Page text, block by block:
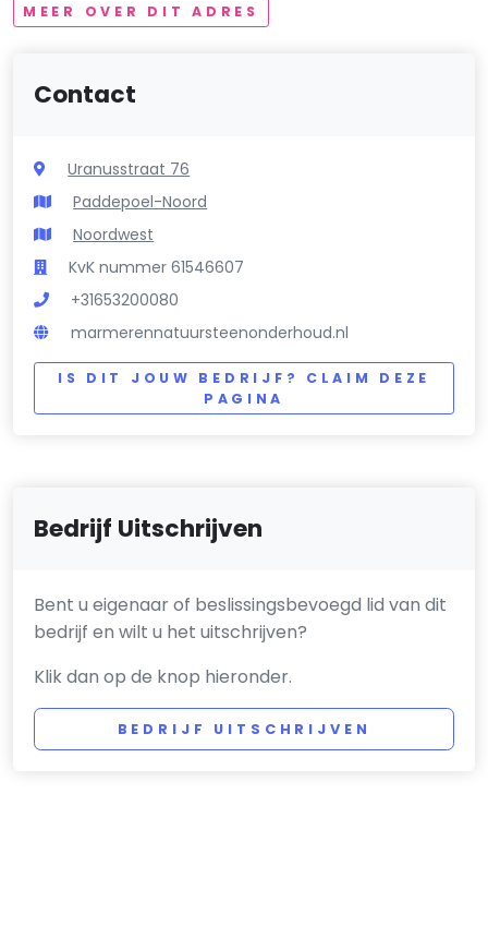
MEER OVER DIT ADRES
Contact
Uranusstraat 76
Paddepoel-Noord
Noordwest
KvK nummer 61546607
+31653200080
marmerennatuursteenonderhoud.nl
IS DIT JOUW BEDRIJF? CLAIM DEZE
PAGINA
Bedrijf Uitschrijven
Bent u eigenaar of beslissingsbevoegd lid van dit
bedrijf en wilt u het uitschrijven?
Klik dan op de knop hieronder.
BEDRIJF UITSCHRIJVEN